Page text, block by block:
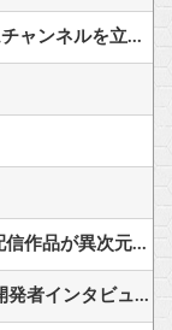
【悲報画像】よゐこの二人、新しいゲームチャンネルを立ち上げるwwww
【朗報】Amazonプライムビデオ、8月の配信作品が異次元の凄さ！体感気温50度越えへ
『ACE COMBAT 8: WINGS OF THEVE』開発者インタビュー・サウンド編が公開、ヘッドホン推奨！7.1.4ch対応のこだわりサウンドを体験可能